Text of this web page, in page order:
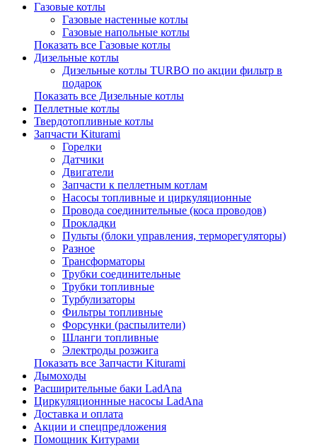
Газовые котлы
Газовые настенные котлы
Газовые напольные котлы
Показать все Газовые котлы
Дизельные котлы
Дизельные котлы TURBO по акции фильтр в
подарок
Показать все Дизельные котлы
Пеллетные котлы
Твердотопливные котлы
Запчасти Kiturami
Горелки
Датчики
Двигатели
Запчасти к пеллетным котлам
Насосы топливные и циркуляционные
Провода соединительные (коса проводов)
Прокладки
Пульты (блоки управления, терморегуляторы)
Разное
Трансформаторы
Трубки соединительные
Трубки топливные
Турбулизаторы
Фильтры топливные
Форсунки (распылители)
Шланги топливные
Электроды розжига
Показать все Запчасти Kiturami
Дымоходы
Расширительные баки LadAna
Циркуляционнные насосы LadAna
Доставка и оплата
Акции и спецпредложения
Помощник Китурами